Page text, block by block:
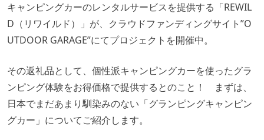
キャンピングカーのレンタルサービスを提供する「REWIL
D（リワイルド）」が、クラウドファンディングサイト”O
UTDOOR GARAGE”にてプロジェクトを開催中。
その返礼品として、個性派キャンピングカーを使ったグラ
ンピング体験をお得価格で提供するとのこと！ まずは、
日本でまだあまり馴染みのない「グランピングキャンピン
グカー」についてご紹介します。